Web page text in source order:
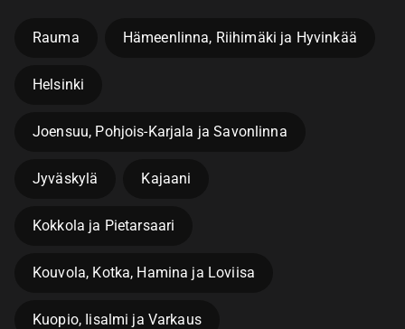
Rauma Hämeenlinna, Riihimäki ja Hyvinkää
Helsinki
Joensuu, Pohjois-Karjala ja Savonlinna
Jyväskylä Kajaani
Kokkola ja Pietarsaari
Kouvola, Kotka, Hamina ja Loviisa
Kuopio, Iisalmi ja Varkaus